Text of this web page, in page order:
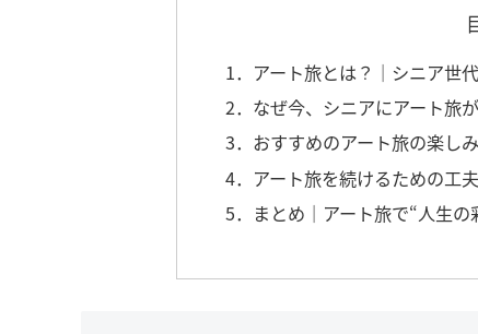
1．アート旅とは？｜シニア世
2．なぜ今、シニアにアート旅
3．おすすめのアート旅の楽し
4．アート旅を続けるための工
5．まとめ｜アート旅で“人生の